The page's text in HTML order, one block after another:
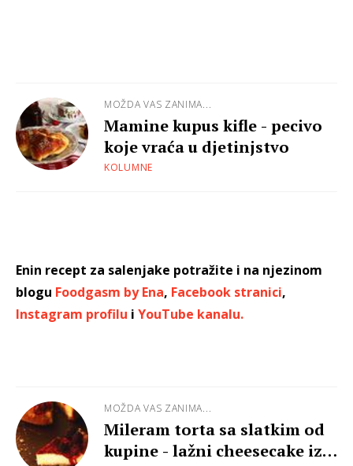
MOŽDA VAS ZANIMA...
Mamine kupus kifle - pecivo
koje vraća u djetinjstvo
KOLUMNE
Enin recept za salenjake potražite i na njezinom
blogu Foodgasm by Ena, Facebook stranici,
Instagram profilu i YouTube kanalu.
MOŽDA VAS ZANIMA...
Mileram torta sa slatkim od
kupine - lažni cheesecake iz